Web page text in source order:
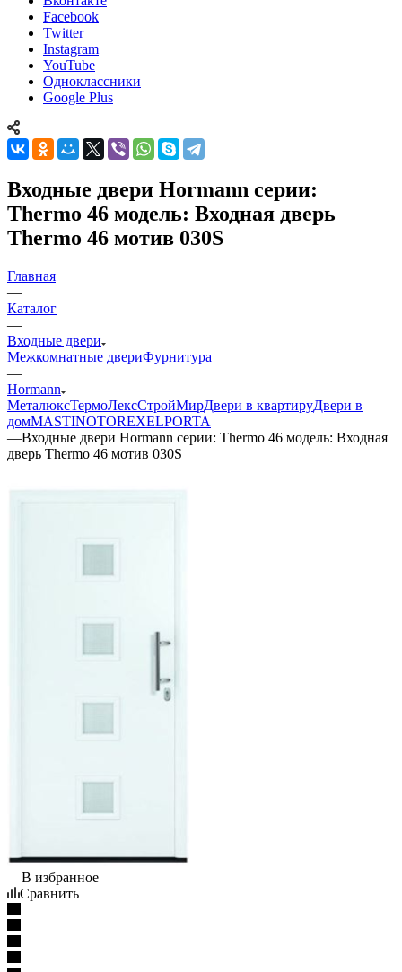
Facebook
Twitter
Instagram
YouTube
Одноклассники
Google Plus
Входные двери Hormann серии:
Thermo 46 модель: Входная дверь
Thermo 46 мотив 030S
Главная
—
Каталог
—
Входные двери
Межкомнатные двериФурнитура
—
Hormann
МеталюксТермоЛексСтройМирДвери в квартируДвери в
домMASTINOTOREXELPORTA
—Входные двери Hormann серии: Thermo 46 модель: Входная
дверь Thermo 46 мотив 030S
В избранное
Сравнить